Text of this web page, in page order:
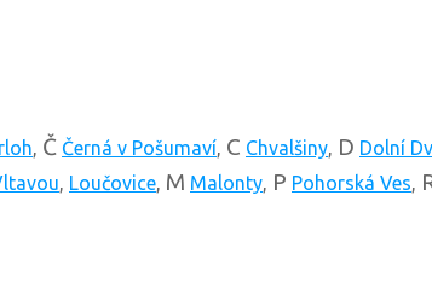
, Č Černá v Pošumaví, C Chvalšiny, D Dolní
, Loučovice, M Malonty, P Pohorská Ves,